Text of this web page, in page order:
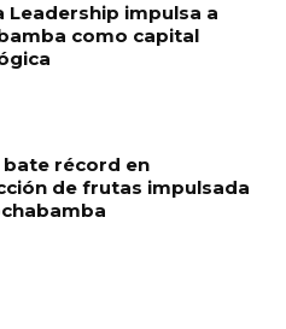
Leadership impulsa a
como capital
bate récord en
de frutas impulsada